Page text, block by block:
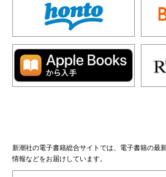
新潮社の電子書籍総合サイトでは、電子書籍の最
情報などをお届けしています。